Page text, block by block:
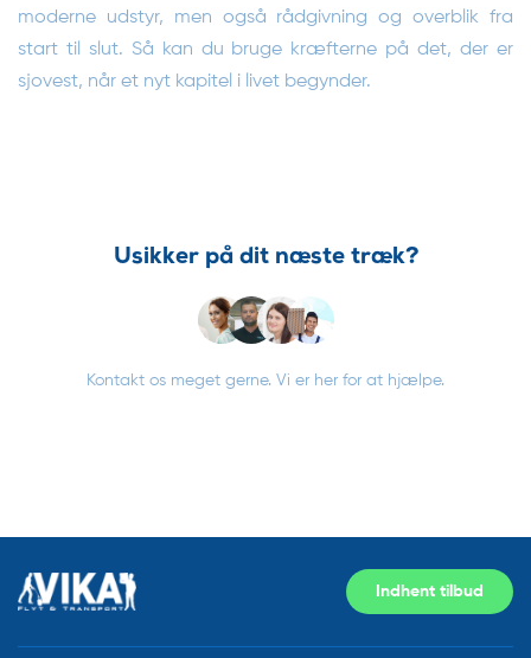
moderne udstyr, men også rådgivning og overblik fra
start til slut. Så kan du bruge kræfterne på det, der er
sjovest, når et nyt kapitel i livet begynder.
Usikker på dit næste træk?
Kontakt os meget gerne. Vi er her for at hjælpe.
Indhent tilbud